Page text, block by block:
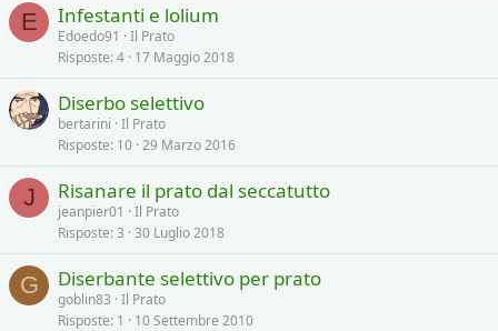
E Infestanti e lolium
Edoedo91
Il Prato
Risposte 4 17 Maggio 2018
Diserbo selettivo
bertarini Il Prato
Risposte 10 29 Marzo 2016
J Risanare il prato dal seccatutto
jeanpier01
Il Prato
Risposte 3 30 Luglio 2018
G Diserbante selettivo per prato
goblin83 Il Prato
Risposte 1 10 Settembre 2010